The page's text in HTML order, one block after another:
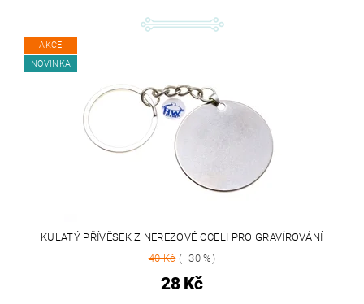
AKCE
NOVINKA
KULATÝ PŘÍVĚSEK Z NEREZOVÉ OCELI PRO GRAVÍROVÁNÍ
40 Kč(–30 %)
28 Kč